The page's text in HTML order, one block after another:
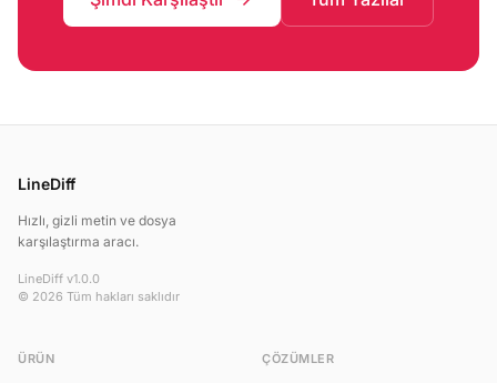
LineDiff
Hızlı, gizli metin ve dosya
karşılaştırma aracı.
LineDiff v1.0.0
© 2026 Tüm hakları saklıdır
ÜRÜN ÇÖZÜMLER